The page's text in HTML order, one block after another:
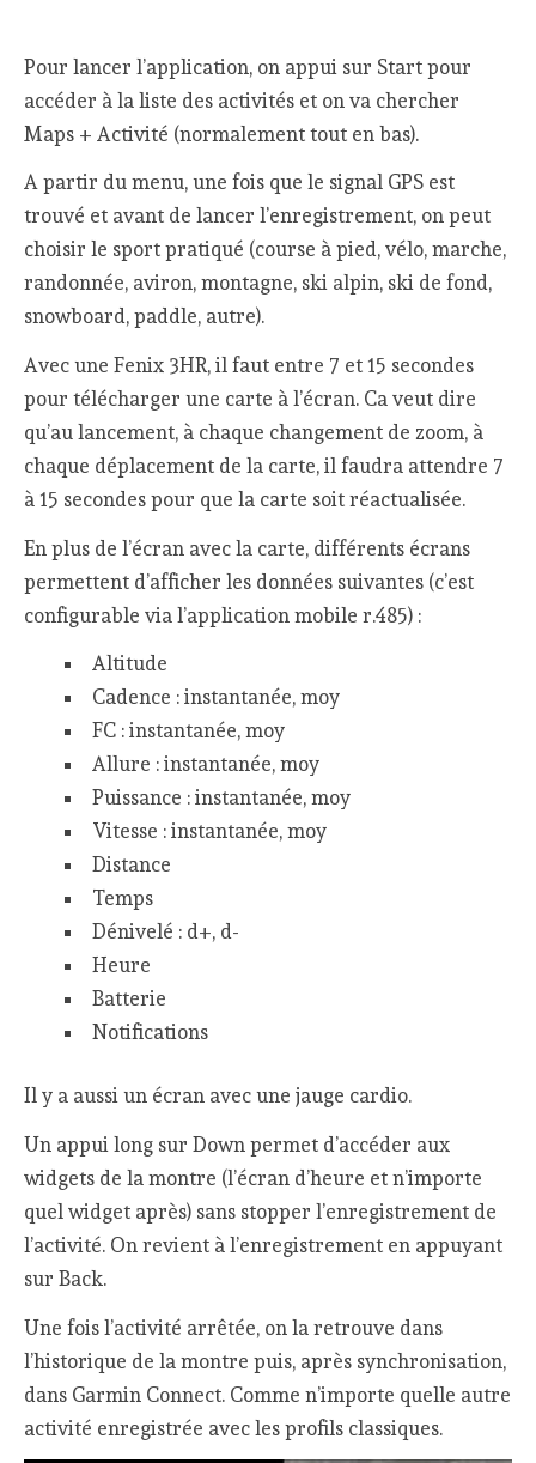
Pour lancer l’application, on appui sur Start pour
accéder à la liste des activités et on va chercher
Maps + Activité (normalement tout en bas).
A partir du menu, une fois que le signal GPS est
trouvé et avant de lancer l’enregistrement, on peut
choisir le sport pratiqué (course à pied, vélo, marche,
randonnée, aviron, montagne, ski alpin, ski de fond,
snowboard, paddle, autre).
Avec une Fenix 3HR, il faut entre 7 et 15 secondes
pour télécharger une carte à l’écran. Ca veut dire
qu’au lancement, à chaque changement de zoom, à
chaque déplacement de la carte, il faudra attendre 7
à 15 secondes pour que la carte soit réactualisée.
En plus de l’écran avec la carte, différents écrans
permettent d’afficher les données suivantes (c’est
configurable via l’application mobile r.485) :
Altitude
Cadence : instantanée, moy
FC : instantanée, moy
Allure : instantanée, moy
Puissance : instantanée, moy
Vitesse : instantanée, moy
Distance
Temps
Dénivelé : d+, d-
Heure
Batterie
Notifications
Il y a aussi un écran avec une jauge cardio.
Un appui long sur Down permet d’accéder aux
widgets de la montre (l’écran d’heure et n’importe
quel widget après) sans stopper l’enregistrement de
l’activité. On revient à l’enregistrement en appuyant
sur Back.
Une fois l’activité arrêtée, on la retrouve dans
l’historique de la montre puis, après synchronisation,
dans Garmin Connect. Comme n’importe quelle autre
activité enregistrée avec les profils classiques.